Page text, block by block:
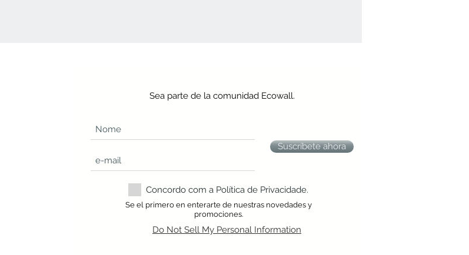
Sea parte de la comunidad Ecowall.
Suscríbete ahora
Concordo com a Política de Privacidade.
Se el primero en enterarte de nuestras novedades y
promociones.
Do Not Sell My Personal Information